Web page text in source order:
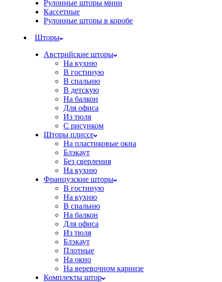
Рулонные шторы мини
Кассетные
Рулонные шторы в коробе
Шторы
Австрийские шторы
На кухню
В гостиную
В спальню
В детскую
На балкон
Для офиса
Из тюля
С рисунком
Шторы плиссе
На пластиковые окна
Блэкаут
Без сверления
На кухню
Французские шторы
В гостиную
На кухню
В спальню
На балкон
Для офиса
Из тюля
Блэкаут
Плотные
На окно
На веревочном карнизе
Комплекты штор